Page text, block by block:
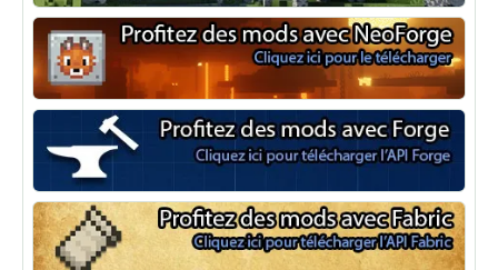
Optifine
NeoForge
Minecraft Forge